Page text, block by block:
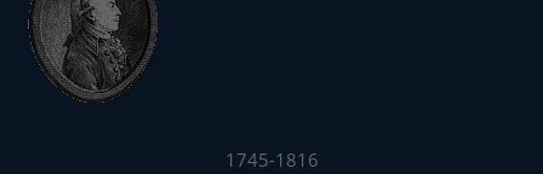
1745-1816